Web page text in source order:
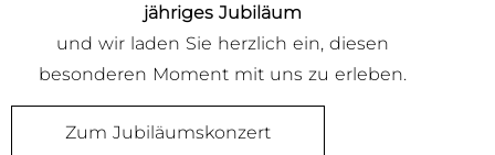
jähriges Jubiläum
und wir laden Sie herzlich ein, diesen
besonderen Moment mit uns zu erleben.
Zum Jubiläumskonzert